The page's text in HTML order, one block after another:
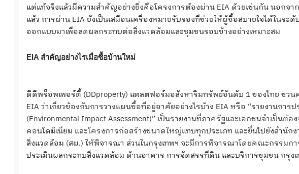
แต่แท้จริงแล้วมีความสำคัญอย่างยิ่งคือโครงการต้องผ่าน EIA ด้วยเช่นกัน นอกจา
แล้ว การผ่าน EIA ยังเป็นเสมือนเครื่องหมายรับรองที่ช่วยให้ผู้ซื้อสบายใจได้ในร
ออกแบบมาเพื่อลดผลกระทบต่อสิ่งแวดล้อมและชุมชนรอบข้างอย่างเหมาะสม
EIA สำคัญอย่างไรเมื่อซื้อบ้านใหม่
ดีดีพร็อพเพอร์ตี้ (DDproperty) แพลตฟอร์มอสังหาริมทรัพย์อันดับ 1 ของไทย ชว
EIA ว่าเกี่ยวข้องกับการวางแผนซื้อที่อยู่อาศัยอย่างไรบ้าง EIA หรือ “รายงานการ
(Environmental Impact Assessment)” เป็นรายงานที่ภาครัฐและเอกชนจำเป็น
คอนโดมิเนียม และโครงการก่อสร้างขนาดใหญ่แทบทุกประเภท และยื่นไปยังสำนั
สิ่งแวดล้อม (สผ.) ให้พิจารณา ส่วนในกรุงเทพฯ จะมีการพิจารณาโดยคณะกรรม
ประเมินผลกระทบสิ่งแวดล้อม ด้านอาคาร การจัดสรรที่ดิน และบริการชุมชน กรุง